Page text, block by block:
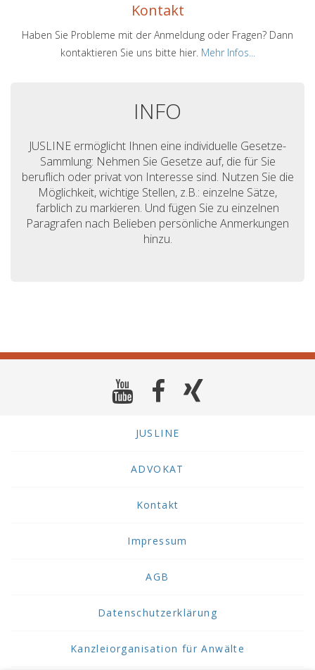
Kontakt
Haben Sie Probleme mit der Anmeldung oder Fragen? Dann
kontaktieren Sie uns bitte hier. Mehr Infos...
INFO
JUSLINE ermöglicht Ihnen eine individuelle Gesetze-
Sammlung: Nehmen Sie Gesetze auf, die für Sie
beruflich oder privat von Interesse sind. Nutzen Sie die
Möglichkeit, wichtige Stellen, z.B.: einzelne Sätze,
farblich zu markieren. Und fügen Sie zu einzelnen
Paragrafen nach Belieben persönliche Anmerkungen
hinzu.
JUSLINE
ADVOKAT
Kontakt
Impressum
AGB
Datenschutzerklärung
Kanzleiorganisation für Anwälte